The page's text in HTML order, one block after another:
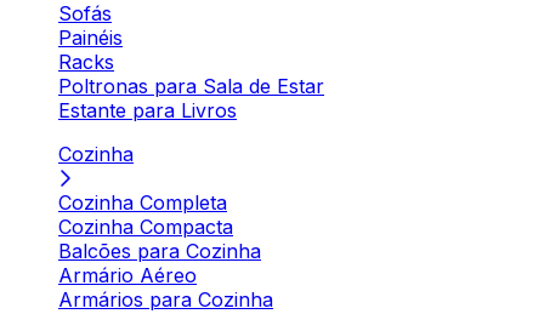
Sofás
Painéis
Racks
Poltronas para Sala de Estar
Estante para Livros
Cozinha
Cozinha Completa
Cozinha Compacta
Balcões para Cozinha
Armário Aéreo
Armários para Cozinha